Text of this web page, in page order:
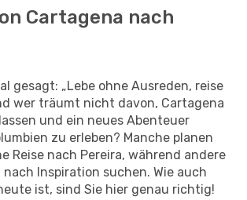
Cartagena nach
gesagt: „Lebe ohne Ausreden, reise
wer träumt nicht davon, Cartagena
und ein neues Abenteuer
zu erleben? Manche planen
Reise nach Pereira, während andere
Inspiration suchen. Wie auch
ist, sind Sie hier genau richtig!